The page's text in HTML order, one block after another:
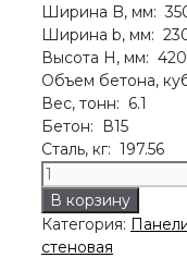
Ширина B, мм:
Ширина b, мм:
Высота H, мм:
Объем бетона,
Вес, тонн: 6.1
Бетон: В15
Сталь, кг: 197.56
Количество
товара
Панель
стеновая
В корзину
Категория:
стеновая